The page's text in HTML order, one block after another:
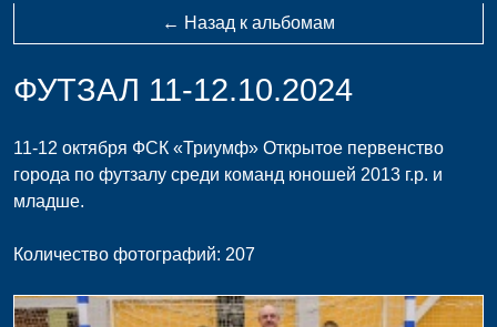
← Назад к альбомам
ФУТЗАЛ 11-12.10.2024
11-12 октября ФСК «Триумф» Открытое первенство
города по футзалу среди команд юношей 2013 г.р. и
младше.
Количество фотографий: 207